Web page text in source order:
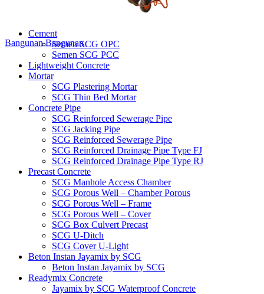
Bangunan Bangunan
Cement
Semen SCG OPC
Semen SCG PCC
Lightweight Concrete
Mortar
SCG Plastering Mortar
SCG Thin Bed Mortar
Concrete Pipe
SCG Reinforced Sewerage Pipe
SCG Jacking Pipe
SCG Reinforced Sewerage Pipe
SCG Reinforced Drainage Pipe Type FJ
SCG Reinforced Drainage Pipe Type RJ
Precast Concrete
SCG Manhole Access Chamber
SCG Porous Well – Chamber Porous
SCG Porous Well – Frame
SCG Porous Well – Cover
SCG Box Culvert Precast
SCG U-Ditch
SCG Cover U-Light
Beton Instan Jayamix by SCG
Beton Instan Jayamix by SCG
Readymix Concrete
Jayamix by SCG Waterproof Concrete